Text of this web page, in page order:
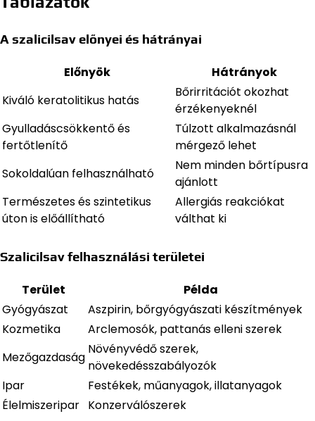
A szalicilsav előnyei és hátrányai
Előnyök
Hátrányok
Kiváló keratolitikus hatás
Bőrirritációt okozhat
érzékenyeknél
Gyulladáscsökkentő és
fertőtlenítő
Túlzott alkalmazásnál
mérgező lehet
Sokoldalúan felhasználható
Nem minden bőrtípusra
ajánlott
Természetes és szintetikus
úton is előállítható
Allergiás reakciókat
válthat ki
Szalicilsav felhasználási területei
Terület
Példa
Gyógyászat
Aszpirin, bőrgyógyászati készítmények
Kozmetika
Arclemosók, pattanás elleni szerek
Mezőgazdaság
Növényvédő szerek,
növekedésszabályozók
Ipar
Festékek, műanyagok, illatanyagok
Élelmiszeripar Konzerválószerek